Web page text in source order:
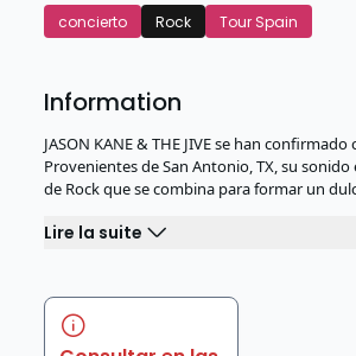
concierto Rock Tour Spain
Information
JASON KANE & THE JIVE se han
Provenientes de San Antonio, TX, su
de Rock que se combina para formar un
Lire la suite